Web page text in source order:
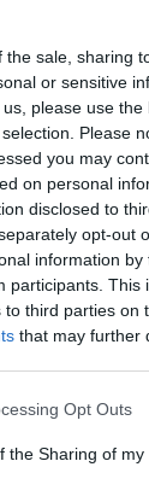
the sale, sharing
or sensitive
please use the
Please
you may
on personal
disclosed to
opt-out
information
participants.
to third parties on
that may further
Opt Outs
the Sharing of my
Glänninge
kontraktet.